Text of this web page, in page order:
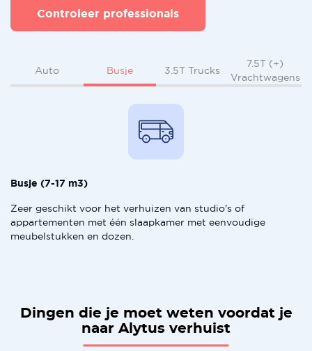
Controleer professionals
Auto Busje 3.5T Trucks
7.5T (+)
Vrachtwagens
Busje (7-17 m3)
Zeer geschikt voor het verhuizen van studio's of
appartementen met één slaapkamer met eenvoudige
meubelstukken en dozen.
Dingen die je moet weten voordat je
naar Alytus verhuist